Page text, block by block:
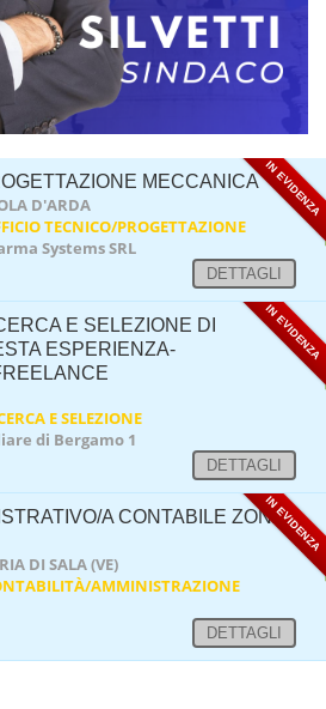
IN EVIDENZA
MECCANICA
D'ARDA
TECNICO/PROGETTAZIONE
Systems SRL
DETTAGLI
IN EVIDENZA
E SELEZIONE DI
ESPERIENZA-
E SELEZIONE
di Bergamo 1
DETTAGLI
IN EVIDENZA
A CONTABILE ZONA S.
DI SALA (VE)
AMMINISTRAZIONE
DETTAGLI